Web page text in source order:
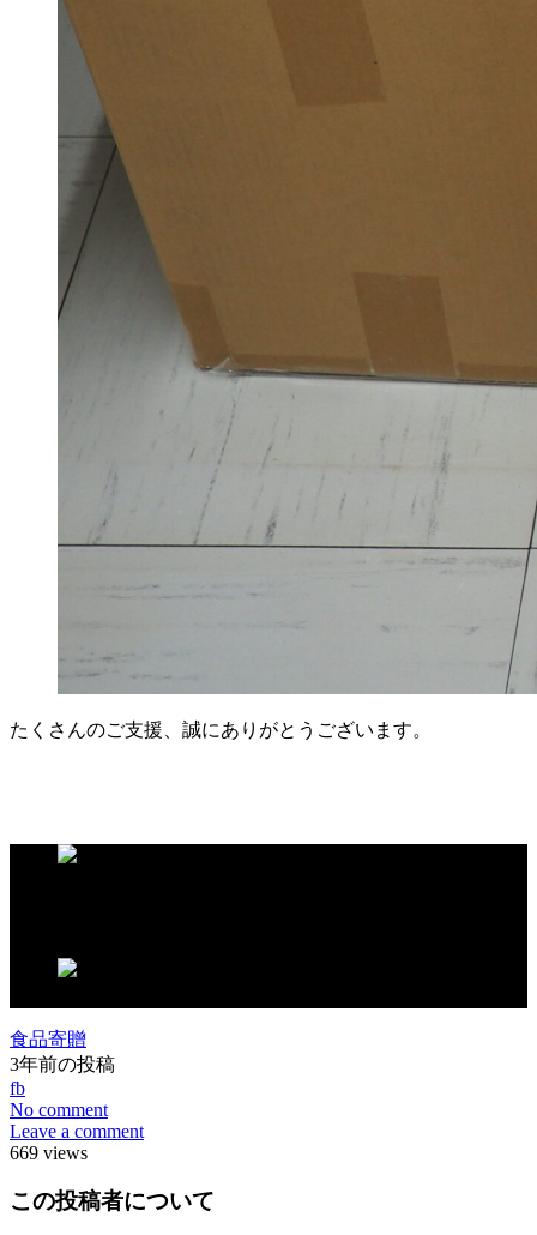
たくさんのご支援、誠にありがとうございます。
食品寄贈
3年前の投稿
fb
No comment
Leave a comment
669 views
この投稿者について